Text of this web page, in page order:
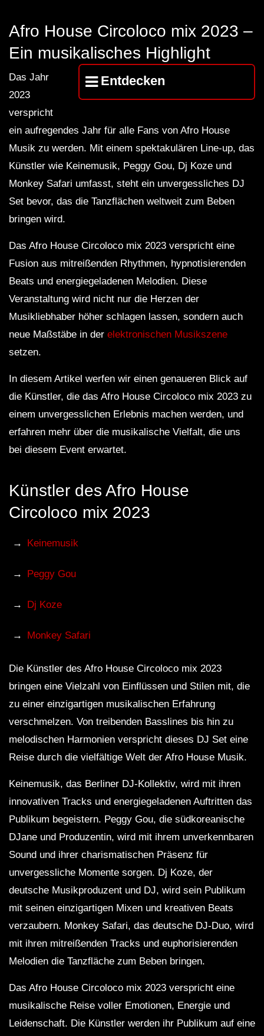
Afro House Circoloco mix 2023 –
Ein musikalisches Highlight
Entdecken
Das Jahr
2023
verspricht
ein aufregendes Jahr für alle Fans von Afro House
Musik zu werden. Mit einem spektakulären Line-up, das
Künstler wie Keinemusik, Peggy Gou, Dj Koze und
Monkey Safari umfasst, steht ein unvergessliches DJ
Set bevor, das die Tanzflächen weltweit zum Beben
bringen wird.
Das Afro House Circoloco mix 2023 verspricht eine
Fusion aus mitreißenden Rhythmen, hypnotisierenden
Beats und energiegeladenen Melodien. Diese
Veranstaltung wird nicht nur die Herzen der
Musikliebhaber höher schlagen lassen, sondern auch
neue Maßstäbe in der elektronischen Musikszene
setzen.
In diesem Artikel werfen wir einen genaueren Blick auf
die Künstler, die das Afro House Circoloco mix 2023 zu
einem unvergesslichen Erlebnis machen werden, und
erfahren mehr über die musikalische Vielfalt, die uns
bei diesem Event erwartet.
Künstler des Afro House
Circoloco mix 2023
Keinemusik
Peggy Gou
Dj Koze
Monkey Safari
Die Künstler des Afro House Circoloco mix 2023
bringen eine Vielzahl von Einflüssen und Stilen mit, die
zu einer einzigartigen musikalischen Erfahrung
verschmelzen. Von treibenden Basslines bis hin zu
melodischen Harmonien verspricht dieses DJ Set eine
Reise durch die vielfältige Welt der Afro House Musik.
Keinemusik, das Berliner DJ-Kollektiv, wird mit ihren
innovativen Tracks und energiegeladenen Auftritten das
Publikum begeistern. Peggy Gou, die südkoreanische
DJane und Produzentin, wird mit ihrem unverkennbaren
Sound und ihrer charismatischen Präsenz für
unvergessliche Momente sorgen. Dj Koze, der
deutsche Musikproduzent und DJ, wird sein Publikum
mit seinen einzigartigen Mixen und kreativen Beats
verzaubern. Monkey Safari, das deutsche DJ-Duo, wird
mit ihren mitreißenden Tracks und euphorisierenden
Melodien die Tanzfläche zum Beben bringen.
Das Afro House Circoloco mix 2023 verspricht eine
musikalische Reise voller Emotionen, Energie und
Leidenschaft. Die Künstler werden ihr Publikum auf eine